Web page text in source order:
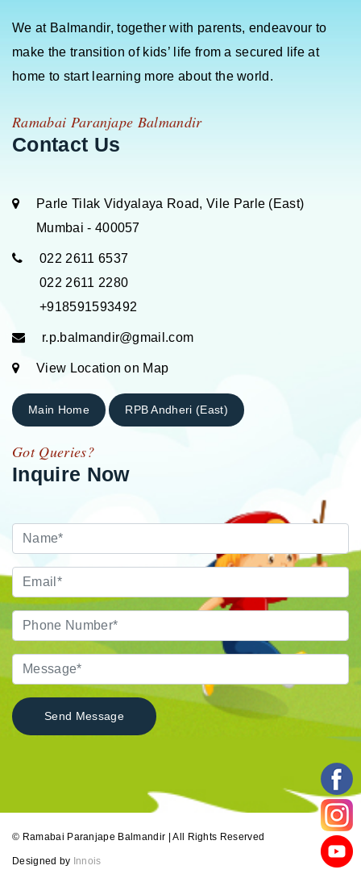
We at Balmandir, together with parents, endeavour to
make the transition of kids’ life from a secured life at
home to start learning more about the world.
Ramabai Paranjape Balmandir
Contact Us
Parle Tilak Vidyalaya Road, Vile Parle (East)
Mumbai - 400057
022 2611 6537
022 2611 2280
+918591593492
r.p.balmandir@gmail.com
View Location on Map
Main Home RPB Andheri (East)
Got Queries?
Inquire Now
© Ramabai Paranjape Balmandir | All Rights Reserved
Designed by Innois